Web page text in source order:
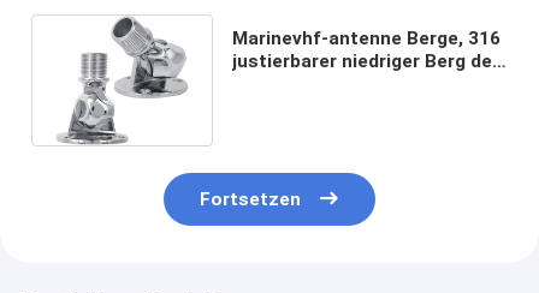
Marinevhf-antenne Berge, 316
justierbarer niedriger Berg des
Fortsetzen